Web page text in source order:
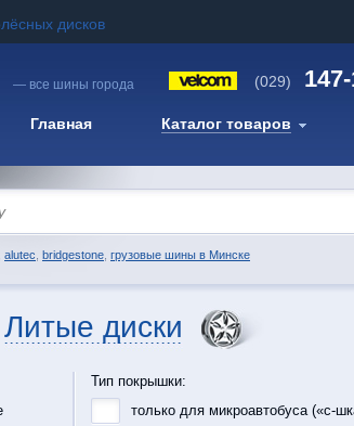
дисков
— все шины города (029)
Главная Каталог товаров
alutec bridgestone грузовые шины в Минске
Литые диски
Тип покрышки:
только для микроавтобуса («с-